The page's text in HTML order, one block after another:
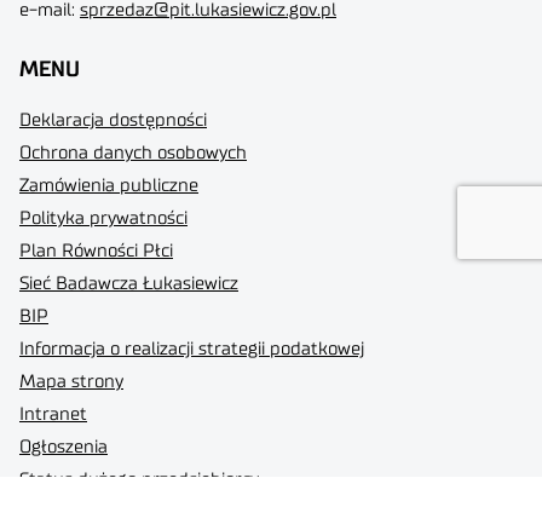
e-mail: sprzedaz@pit.lukasiewicz.gov.pl
MENU
Deklaracja dostępności
Ochrona danych osobowych
Zamówienia publiczne
Polityka prywatności
Plan Równości Płci
Sieć Badawcza Łukasiewicz
BIP
Informacja o realizacji strategii podatkowej
Mapa strony
Intranet
Ogłoszenia
Status dużego przedsiębiorcy